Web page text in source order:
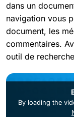
dans un
navigation vous
document, les
commentaires.
outil de
By loading the